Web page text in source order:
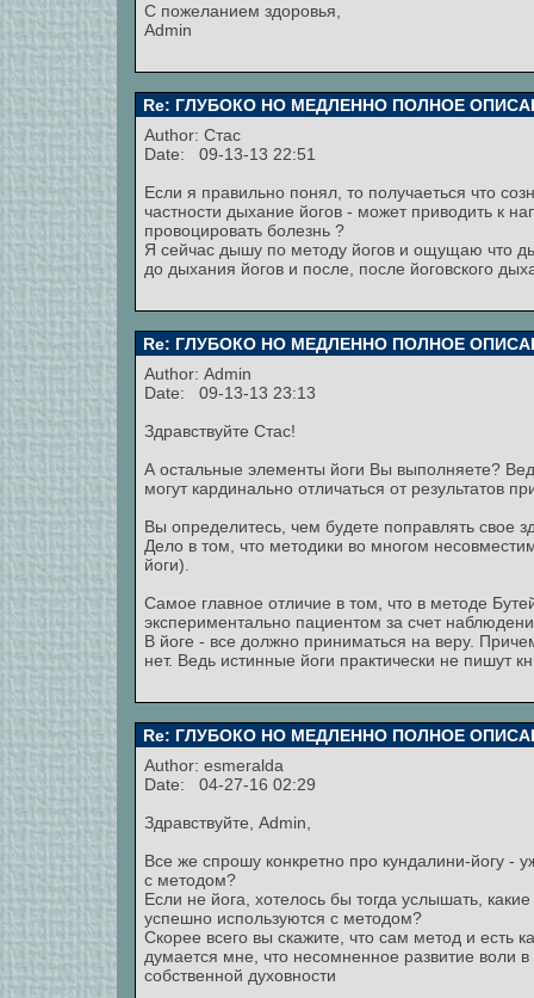
С пожеланием здоровья,
Admin
Re: ГЛУБОКО НО МЕДЛЕННО ПОЛНОЕ
Author: Стас
Date: 09-13-13 22:51
Если я правильно понял, то получаеться что
частности дыхание йогов - может приводить к
провоцировать болезнь ?
Я сейчас дышу по методу йогов и ощущаю что
до дыхания йогов и после, после йоговского
Re: ГЛУБОКО НО МЕДЛЕННО ПОЛНОЕ
Author: Admin
Date: 09-13-13 23:13
Здравствуйте Стас!
А остальные элементы йоги Вы выполняете?
могут кардинально отличаться от результатов
Вы определитесь, чем будете поправлять свое
Дело в том, что методики во многом
йоги).
Самое главное отличие в том, что в методе
экспериментально пациентом за счет
В йоге - все должно приниматься на веру.
нет. Ведь истинные йоги практически не пишут
Re: ГЛУБОКО НО МЕДЛЕННО ПОЛНОЕ
Author: esmeralda
Date: 04-27-16 02:29
Здравствуйте, Admin,
Все же спрошу конкретно про кундалини-йогу -
с методом?
Если не йога, хотелось бы тогда услышать,
успешно используются с методом?
Скорее всего вы скажите, что сам метод и есть
думается мне, что несомненное развитие воли
собственной духовности